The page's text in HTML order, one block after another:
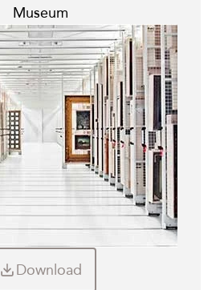
Museum
Download